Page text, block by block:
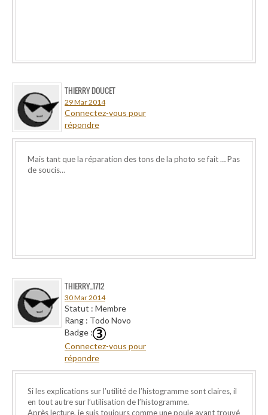
THIERRY DOUCET
29 Mar 2014
Connectez-vous pour
répondre
Mais tant que la réparation des tons de la photo se fait … Pas
de soucis…
THIERRY_1712
30 Mar 2014
Statut : Membre
Rang : Todo Novo
Badge :
Connectez-vous pour
répondre
Si les explications sur l’utilité de l’histogramme sont claires, il
en tout autre sur l’utilisation de l’histogramme.
Après lecture, je suis toujours comme une poule ayant trouvé